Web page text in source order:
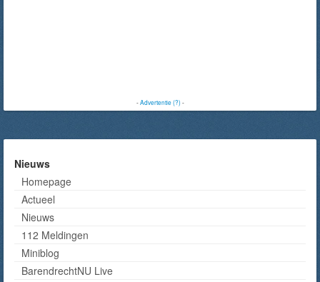
-Advertentie (?)-
Nieuws
Homepage
Actueel
Nieuws
112 Meldingen
Miniblog
BarendrechtNU Live